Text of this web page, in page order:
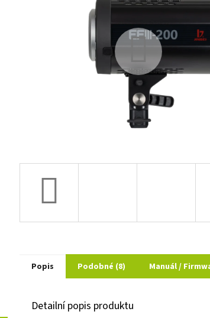
hvězdiček.
Popis Podobné (8) Manuál /
Detailní popis produktu